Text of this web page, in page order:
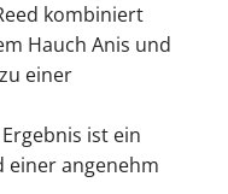
kombiniert
Hauch Anis und
einer
ist ein
einer angenehm